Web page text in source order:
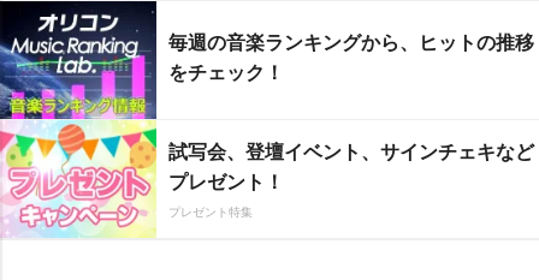
毎週の音楽ランキングから、ヒットの推移
をチェック！
試写会、登壇イベント、サインチェキなど
プレゼント！
プレゼント特集